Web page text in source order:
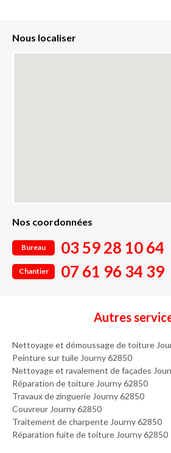
Nous localiser
Nos coordonnées
Bureau 03 59 28 10 64
Chantier 07 61 96 34 39
Autres
Nettoyage et démoussage de toiture
Peinture sur tuile Journy 62850
Nettoyage et ravalement de façades
Réparation de toiture Journy 62850
Travaux de zinguerie Journy 62850
Couvreur Journy 62850
Traitement de charpente Journy 62850
Réparation fuite de toiture Journy 62850